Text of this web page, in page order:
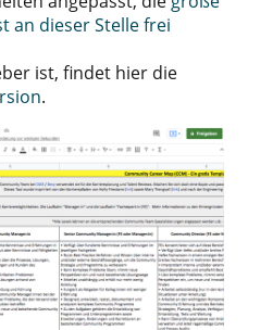
an dieser Stelle frei
ist, findet hier die
.